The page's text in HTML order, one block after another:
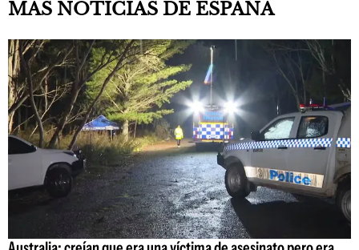
MÁS NOTICIAS DE ESPAÑA